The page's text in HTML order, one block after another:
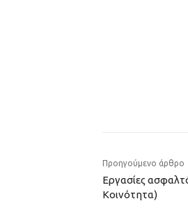
Προηγούμενο άρθρο
Εργασίες
Κοινότητα)